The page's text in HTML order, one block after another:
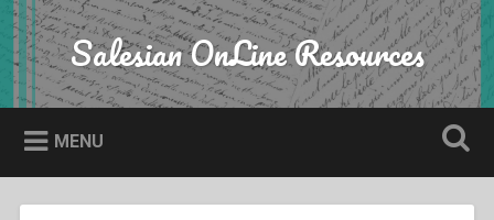
Skip
to
content
Search Salesian OnLine Resources
MENU